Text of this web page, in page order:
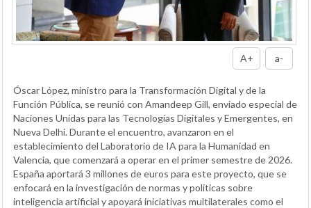
A+ a-
Óscar López, ministro para la Transformación Digital y de la
Función Pública, se reunió con Amandeep Gill, enviado especial de
Naciones Unidas para las Tecnologías Digitales y Emergentes, en
Nueva Delhi. Durante el encuentro, avanzaron en el
establecimiento del Laboratorio de IA para la Humanidad en
Valencia, que comenzará a operar en el primer semestre de 2026.
España aportará 3 millones de euros para este proyecto, que se
enfocará en la investigación de normas y políticas sobre
inteligencia artificial y apoyará iniciativas multilaterales como el